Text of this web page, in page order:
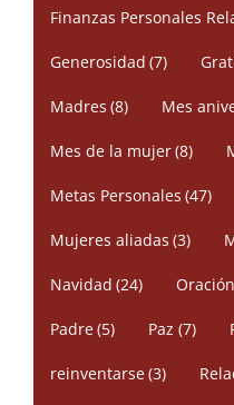
Finanzas Personales
Generosidad (7)
Madres (8) Mes
Mes de la mujer(8)
Metas Personales (47)
Mujeres aliadas (3)
Navidad (24) Oración
Padre(5) Paz (7)
reinventarse(3)